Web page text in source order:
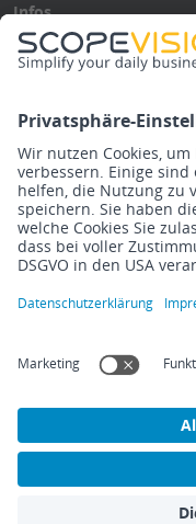
Infos
Blog
Steuerberater
Know How
Release Notes
Impressum